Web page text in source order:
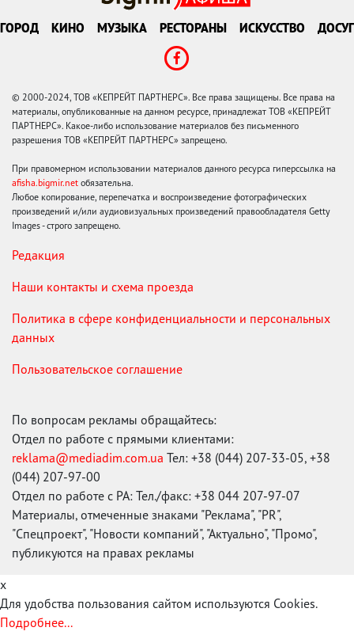
ГОРОД КИНО МУЗЫКА РЕСТОРАНЫ ИСКУССТВО ДОСУГ
© 2000-2024, ТОВ «КЕПРЕЙТ ПАРТНЕРС». Все права защищены. Все права на
материалы, опубликованные на данном ресурсе, принадлежат ТОВ «КЕПРЕЙТ
ПАРТНЕРС». Какое-либо использование материалов без письменного
разрешения ТОВ «КЕПРЕЙТ ПАРТНЕРС» запрещено.
При правомерном использовании материалов данного ресурса гиперссылка на
afisha.bigmir.net обязательна.
Любое копирование, перепечатка и воспроизведение фотографических
произведений и/или аудиовизуальных произведений правообладателя Getty
Images - строго запрещено.
Редакция
Наши контакты и схема проезда
Политика в сфере конфиденциальности и персональных
данных
Пользовательское соглашение
По вопросам рекламы обращайтесь:
Отдел по работе с прямыми клиентами:
reklama@mediadim.com.ua Тел: +38 (044) 207-33-05, +38
(044) 207-97-00
Отдел по работе с РА: Тел./факс: +38 044 207-97-07
Материалы, отмеченные знаками "Реклама", "PR",
"Спецпроект", "Новости компаний", "Актуально", "Промо",
публикуются на правах рекламы
x
Для удобства пользования сайтом используются Cookies.
Подробнее...